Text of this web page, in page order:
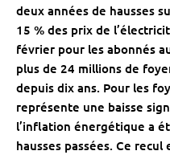
deux années de hausses
15 % des prix de
février pour les abonnés
plus de 24 millions de
depuis dix ans. Pour les
représente une baisse
l’inflation énergétique a
hausses passées. Ce